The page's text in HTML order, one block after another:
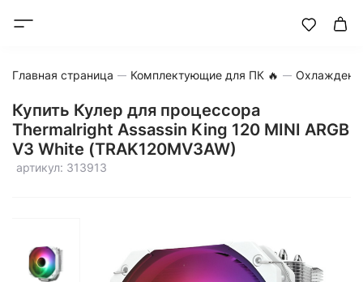
Главная страница Комплектующие для ПК 🔥
Купить Кулер для процессора
Thermalright Assassin King 120 MINI ARGB
V3 White (TRAK120MV3AW)
артикул: 313913